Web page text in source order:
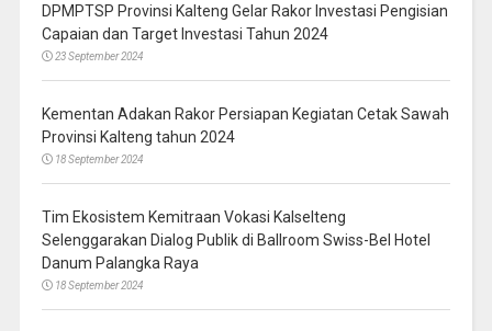
DPMPTSP Provinsi Kalteng Gelar Rakor Investasi Pengisian
Capaian dan Target Investasi Tahun 2024
23 September 2024
Kementan Adakan Rakor Persiapan Kegiatan Cetak Sawah
Provinsi Kalteng tahun 2024
18 September 2024
Tim Ekosistem Kemitraan Vokasi Kalselteng
Selenggarakan Dialog Publik di Ballroom Swiss-Bel Hotel
Danum Palangka Raya
18 September 2024